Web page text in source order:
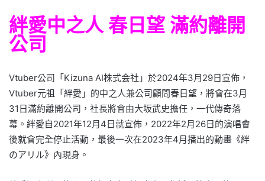
絆愛中之人 春日望 滿約離開
公司
Vtuber公司「Kizuna AI株式会社」於2024年3月29日宣佈，
Vtuber元祖「絆愛」的中之人兼公司顧問春日望，將會在3月
31日滿約離開公司，社長將會由大坂武史擔任，一代傳奇落
幕。絆愛自2021年12月4日就宣佈，2022年2月26日的演唱會
後就會完全停止活動，最後一次在2023年4月播出的動畫《絆
のアリル》內現身。